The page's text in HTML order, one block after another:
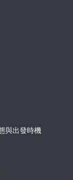
與出發時機